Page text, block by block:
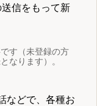
信をもって新
す（未登録の方
なります）。
などで、各種お